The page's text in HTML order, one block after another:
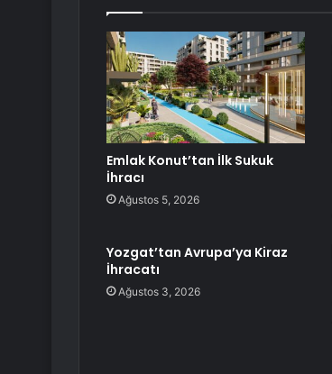
Emlak Konut’tan İlk Sukuk
İhracı
Ağustos 5, 2026
Yozgat’tan Avrupa’ya Kiraz
İhracatı
Ağustos 3, 2026